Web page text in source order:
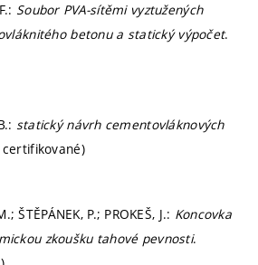
Soubor PVA-sítěmi vyztužených
betonu a statický výpočet.
statický návrh cementovláknových
ŠTĚPÁNEK, P.; PROKEŠ, J.: Koncovka
zkoušku tahové pevnosti.